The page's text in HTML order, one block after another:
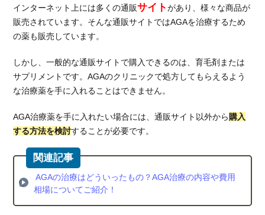
メリ
ット
2.1.1.
合った
治療薬
の処方
られる
2.1.2.
安心し
て服用
を続け
ること
インターネット上には多くの通販サイトがあり、様々な商品が
販売されています。そんな通販サイトではAGAを治療するため
の薬も販売しています。
しかし、一般的な通販サイトで購入できるのは、育毛剤または
サプリメントです。AGAのクリニックで処方してもらえるよう
な治療薬を手に入れることはできません。
AGA治療薬を手に入れたい場合には、通販サイト以外から購入
する方法を検討することが必要です。
AGAの治療はどういったもの？AGA治療の内容や費用
相場についてご紹介！